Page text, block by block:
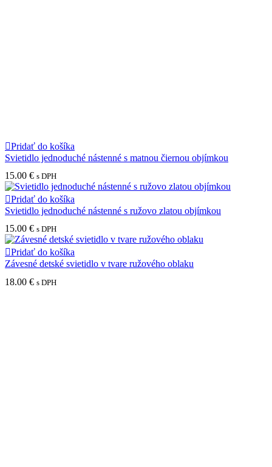
Pridať do košíka
Svietidlo jednoduché nástenné s matnou čiernou objímkou
15.00 € s DPH
Pridať do košíka
Svietidlo jednoduché nástenné s ružovo zlatou objímkou
15.00 € s DPH
Pridať do košíka
Závesné detské svietidlo v tvare ružového oblaku
18.00 € s DPH